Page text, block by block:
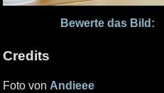
Bewerte das Bild:
Credits
Foto von Andieee